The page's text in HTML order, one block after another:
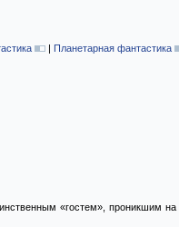
| Планетарная фантастика
«гостем», проникшим на